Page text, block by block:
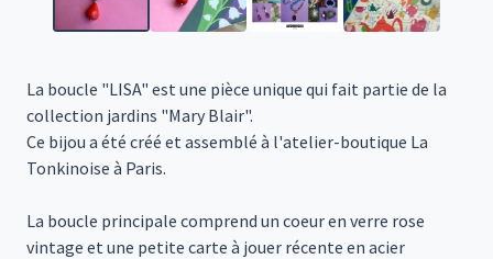
La boucle "LISA" est une pièce unique qui fait partie de la
collection jardins "Mary Blair".
Ce bijou a été créé et assemblé à l'atelier-boutique La
Tonkinoise à Paris.
La boucle principale comprend un coeur en verre rose
vintage et une petite carte à jouer récente en acier